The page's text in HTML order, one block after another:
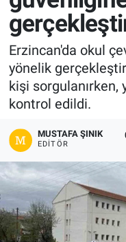
Erzincan'da okul
yönelik
kişi
kontrol edildi.
MUSTAFA ŞINIK
EDITÖR
Ekonomi
Genel
Gündem
Kültür-Sanat
Magazin
Politika
Resmi İlanlar
Haber Arşivi